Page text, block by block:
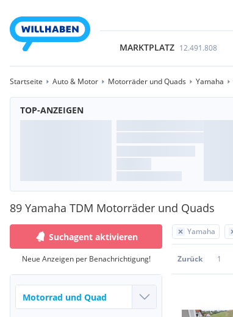
MARKTPLATZ 12.491.808
Startseite Auto & Motor Motorräder und Quads Yamaha
TOP-ANZEIGEN
89 Yamaha TDM Motorräder und Quads
Yamaha
Zurück 1
Suchagent aktivieren
Neue Anzeigen per Benachrichtigung!